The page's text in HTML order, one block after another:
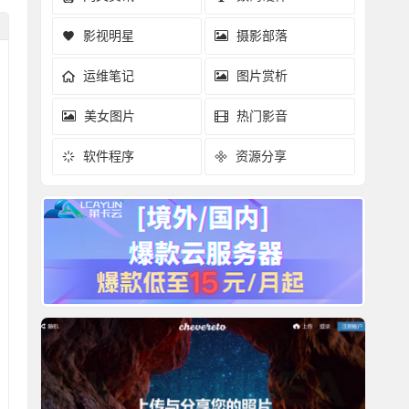
影视明星 摄影部落
运维笔记 图片赏析
美女图片 热门影音
软件程序 资源分享